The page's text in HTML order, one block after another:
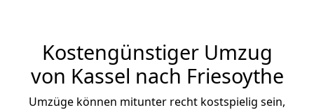
Kostengünstiger Umzug
von Kassel nach Friesoythe
Umzüge können mitunter recht kostspielig sein,